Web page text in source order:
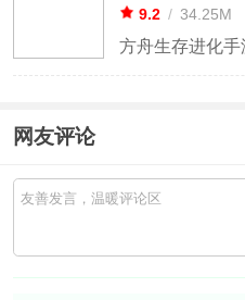
9.2 / 34.25M
方舟生存进化
网友评论